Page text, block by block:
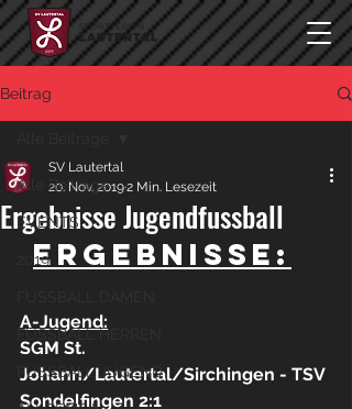
Beitrag
Alle Beiträge
EVENTS
2019
FUSSBALL HERREN
FUSSBALL JUGEND
Ergebnisse Jugendfussball
SV Lautertal
20. Nov. 20192 Min. Lesezeit
Ergebnisse:
A-Jugend:
SGM St.
Johann/Lautertal/Sirchingen - TSV
Sondelfingen 2:1